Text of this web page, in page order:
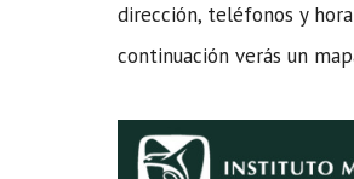
dirección, teléfonos y
continuación verás un